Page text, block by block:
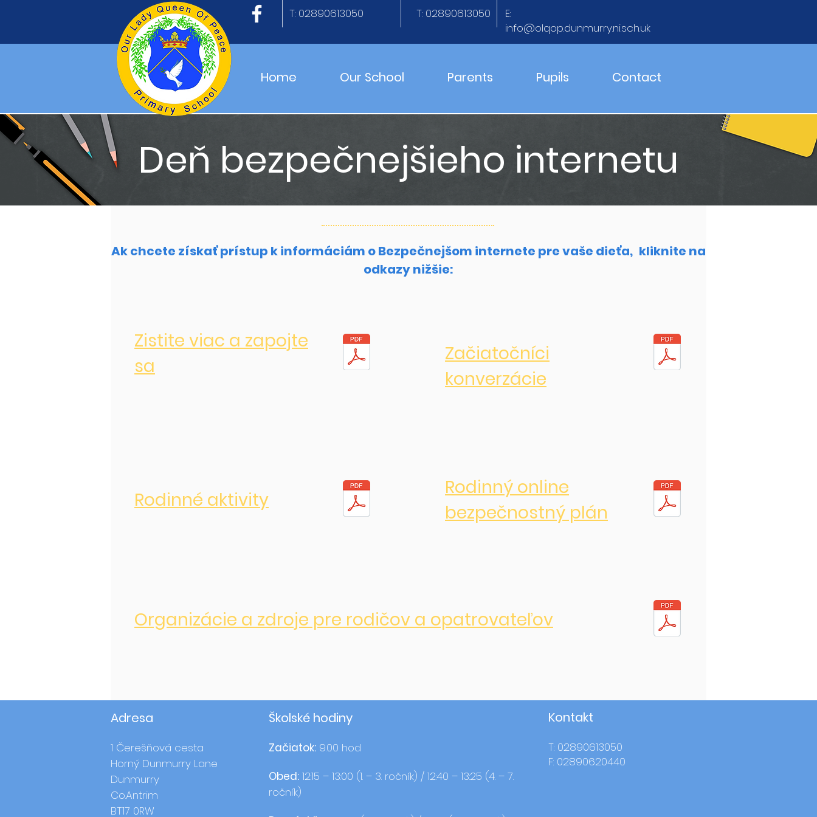
Home Our School Parents Pupils Contact
T: 02890613050 T: 02890613050
E:
info@olqop.dunmurry.ni.sch.uk
Deň bezpečnejšieho internetu
Ak chcete získať prístup k informáciám o Bezpečnejšom internete pre vaše dieťa, kliknite na
odkazy nižšie:
Zistite viac a zapojte
sa
Začiatočníci
konverzácie
Rodinné aktivity
Rodinný online
bezpečnostný plán
Organizácie a zdroje pre rodičov a opatrovateľov
Adresa
1 Čerešňová cesta
Horný Dunmurry Lane
Dunmurry
Co.Antrim
BT17 0RW
Školské hodiny
Začiatok: 9.00 hod
Obed: 12:15 – 13:00 (1. – 3. ročník) / 12:40 – 13:25 (4. – 7.
ročník)
Kontakt
T: 02890613050
F: 02890620440